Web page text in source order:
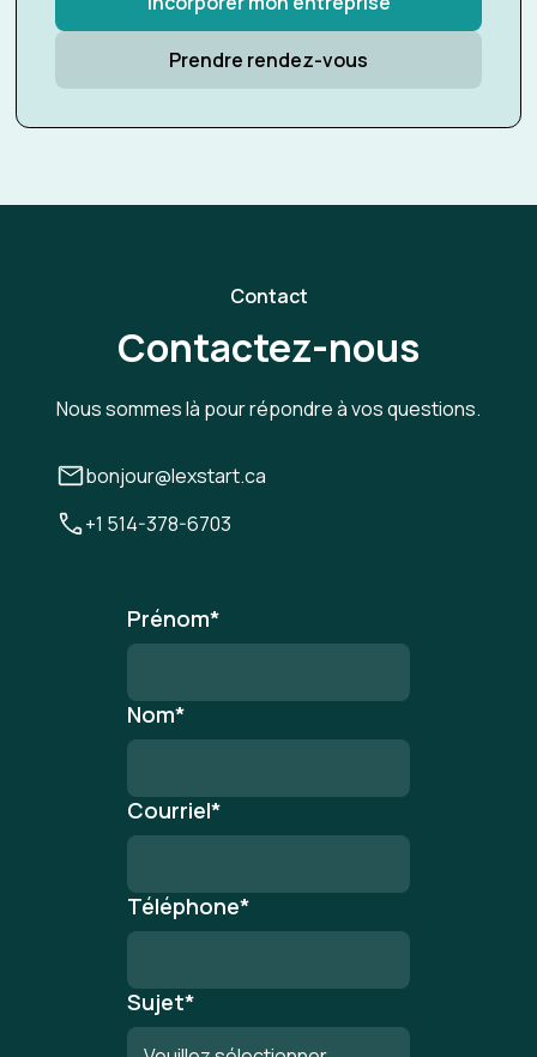
Prendre rendez-vous
Contact
Contactez-nous
Nous sommes là pour répondre à vos questions.
bonjour@lexstart.ca
+1 514-378-6703
Prénom*
Nom*
Courriel*
Téléphone*
Sujet*